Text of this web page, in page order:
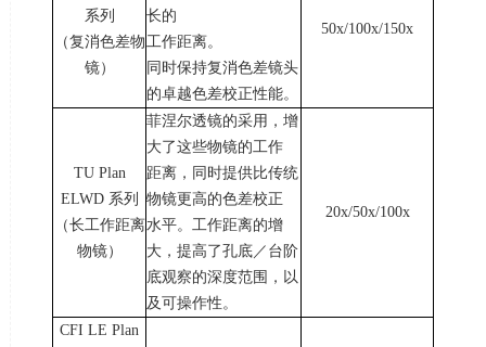
系列
（复消色差物
镜）
长的
工作距离。
同时保持复消色差镜头
的卓越色差校正性能。
50x/100x/150x
TU Plan
ELWD 系列
（长工作距离
物镜）
菲涅尔透镜的采用，增
大了这些物镜的工作
距离，同时提供比传统
物镜更高的色差校正
水平。工作距离的增
大，提高了孔底／台阶
底观察的深度范围，以
及可操作性。
20x/50x/100x
CFI LE Plan